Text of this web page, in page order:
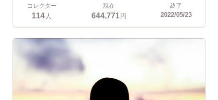
コレクター
114 人
現在
644,771円
終了
2022/05/23